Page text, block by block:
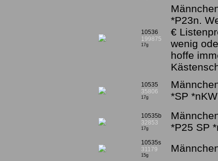
10536
199875
17g
*P23n.
€
wenig
hoffe
10535
35806
17g
*SP
10535b
32853
17g
*P25 SP
10535s
31179
15g